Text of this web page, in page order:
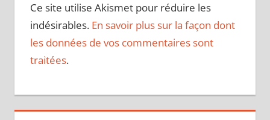
Ce site utilise Akismet pour réduire les
indésirables. En savoir plus sur la façon dont
les données de vos commentaires sont
traitées.